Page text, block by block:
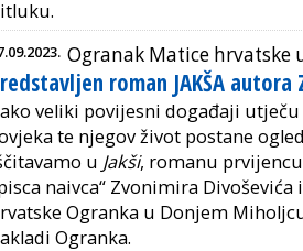
Ogranak Matice hrvatske
roman JAKŠA autora
veliki povijesni događaji
te njegov život postane
u Jakši, romanu
naivca“ Zvonimira
Ogranka u Donjem
Ogranka.